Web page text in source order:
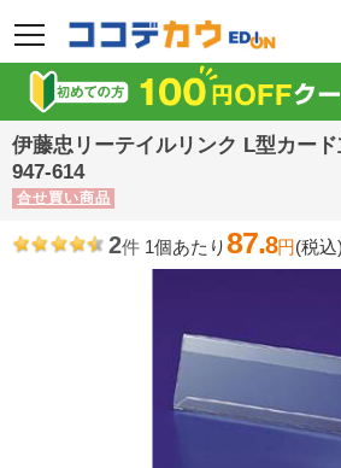
メニュー
伊藤忠リーテイルリンク L型カー
947-614
合せ買い商品
2件 1個あたり87.8円(税込)